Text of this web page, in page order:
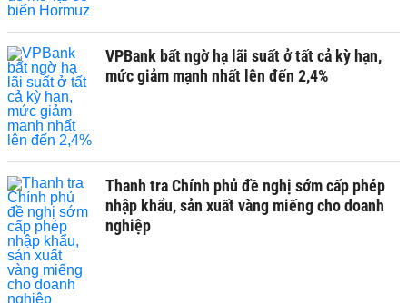
VPBank bất ngờ hạ lãi suất ở tất cả kỳ hạn,
mức giảm mạnh nhất lên đến 2,4%
Thanh tra Chính phủ đề nghị sớm cấp phép
nhập khẩu, sản xuất vàng miếng cho doanh
nghiệp